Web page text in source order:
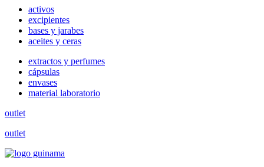
activos
excipientes
bases y jarabes
aceites y ceras
extractos y perfumes
cápsulas
envases
material laboratorio
outlet
outlet